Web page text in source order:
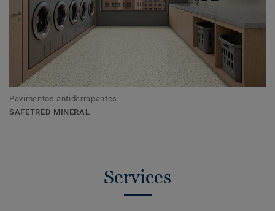
Pavimentos antiderrapantes
SAFETRED MINERAL
Services